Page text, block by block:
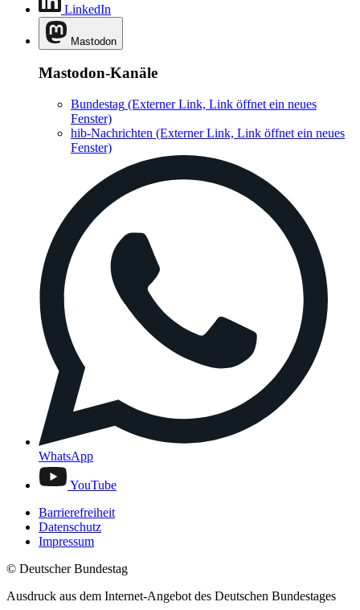
LinkedIn
Mastodon
Mastodon-Kanäle
Bundestag (Externer Link, Link öffnet ein neues
Fenster)
hib-Nachrichten (Externer Link, Link öffnet ein neues
Fenster)
WhatsApp
YouTube
Barrierefreiheit
Datenschutz
Impressum
© Deutscher Bundestag
Ausdruck aus dem Internet-Angebot des Deutschen Bundestages